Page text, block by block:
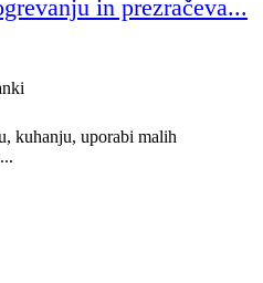
in prezračeva...
kuhanju, uporabi malih